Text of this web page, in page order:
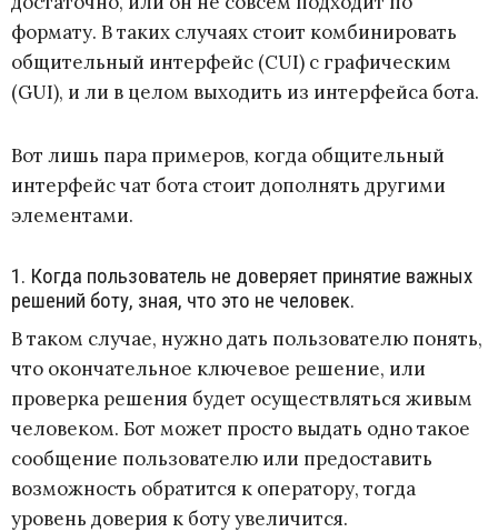
формату. В таких случаях стоит комбинировать
общительный интерфейс (CUI) с графическим
(GUI), и ли в целом выходить из интерфейса бота.
Вот лишь пара примеров, когда общительный
интерфейс чат бота стоит дополнять другими
элементами.
1. Когда пользователь не доверяет принятие важных
решений боту, зная, что это не человек.
В таком случае, нужно дать пользователю понять,
что окончательное ключевое решение, или
проверка решения будет осуществляться живым
человеком. Бот может просто выдать одно такое
сообщение пользователю или предоставить
возможность обратится к оператору, тогда
уровень доверия к боту увеличится.